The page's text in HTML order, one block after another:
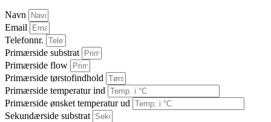
Navn
Email
Telefonnr.
Primærside substrat
Primærside flow
Primærside tørstofindhold
Primærside temperatur ind
Primærside ønsket temperatur ud
Sekundærside substrat